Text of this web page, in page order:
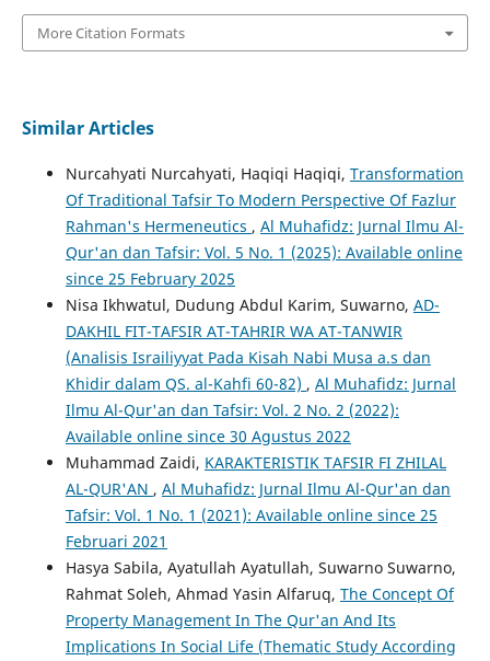
More Citation Formats
Similar Articles
Nurcahyati Nurcahyati, Haqiqi Haqiqi, Transformation
Of Traditional Tafsir To Modern Perspective Of Fazlur
Rahman's Hermeneutics , Al Muhafidz: Jurnal Ilmu Al-
Qur'an dan Tafsir: Vol. 5 No. 1 (2025): Available online
since 25 February 2025
Nisa Ikhwatul, Dudung Abdul Karim, Suwarno, AD-
DAKHIL FIT-TAFSIR AT-TAHRIR WA AT-TANWIR
(Analisis Israiliyyat Pada Kisah Nabi Musa a.s dan
Khidir dalam QS. al-Kahfi 60-82) , Al Muhafidz: Jurnal
Ilmu Al-Qur'an dan Tafsir: Vol. 2 No. 2 (2022):
Available online since 30 Agustus 2022
Muhammad Zaidi, KARAKTERISTIK TAFSIR FI ZHILAL
AL-QUR'AN , Al Muhafidz: Jurnal Ilmu Al-Qur'an dan
Tafsir: Vol. 1 No. 1 (2021): Available online since 25
Februari 2021
Hasya Sabila, Ayatullah Ayatullah, Suwarno Suwarno,
Rahmat Soleh, Ahmad Yasin Alfaruq, The Concept Of
Property Management In The Qur'an And Its
Implications In Social Life (Thematic Study According